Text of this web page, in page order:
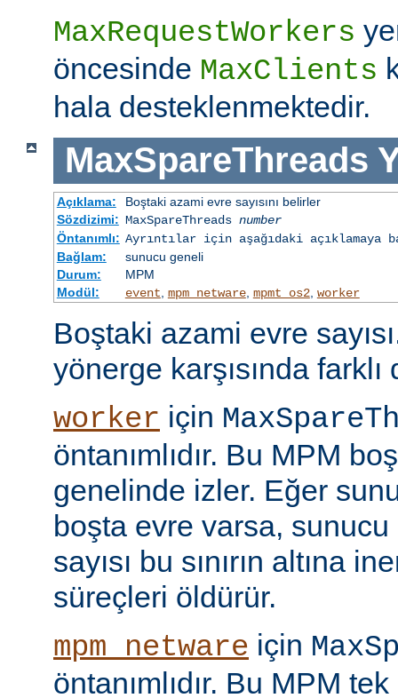
MaxRequestWorkers
öncesinde MaxClients
hala desteklenmektedir.
MaxSpareThreads
Açıklama:
Boştaki azami evre sayısını belirler
Sözdizimi: MaxSpareThreads number
Öntanımlı: Ayrıntılar için aşağıdaki açıklamaya
Bağlam:
sunucu geneli
Durum:
MPM
Modül:
event mpm_netware, mpmt_os2, worker
Boştaki azami evre
yönerge karşısında farklı
worker için
öntanımlıdır. Bu MPM
genelinde izler. Eğer
boşta evre varsa,
sayısı bu sınırın altına
süreçleri öldürür.
mpm_netware için
öntanımlıdır. Bu MPM